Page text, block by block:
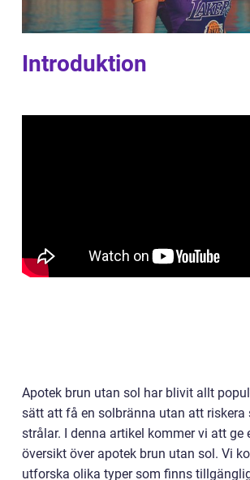
Introduktion
Apotek brun utan sol har blivit allt
sätt att få en solbränna utan att riskera
strålar. I denna artikel kommer vi att ge
översikt över apotek brun utan sol. Vi
utforska olika typer som finns